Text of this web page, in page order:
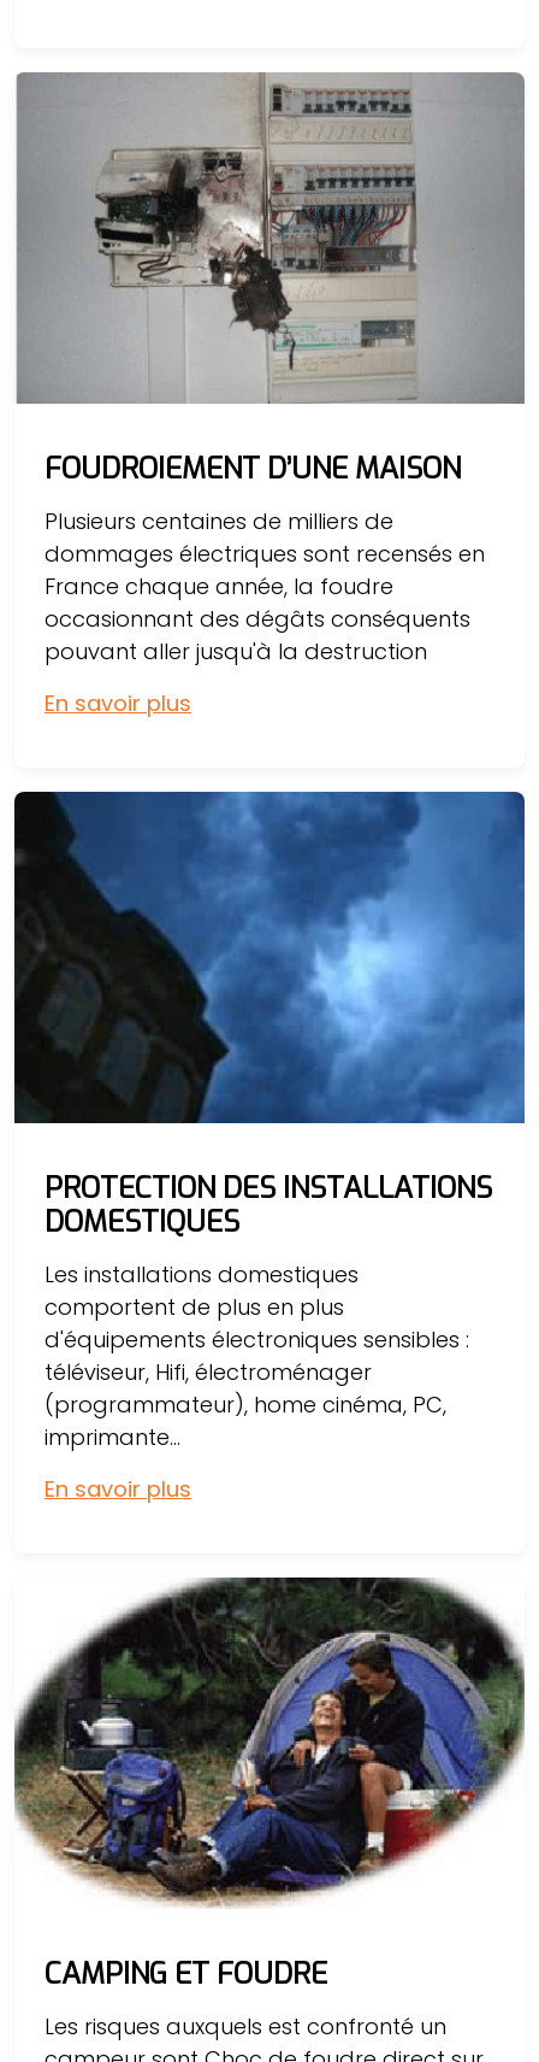
FOUDROIEMENT D’UNE MAISON
Plusieurs centaines de milliers de
dommages électriques sont recensés en
France chaque année, la foudre
occasionnant des dégâts conséquents
pouvant aller jusqu'à la destruction
En savoir plus
PROTECTION DES INSTALLATIONS
DOMESTIQUES
Les installations domestiques
comportent de plus en plus
d'équipements électroniques sensibles :
téléviseur, Hifi, électroménager
(programmateur), home cinéma, PC,
imprimante...
En savoir plus
CAMPING ET FOUDRE
Les risques auxquels est confronté un